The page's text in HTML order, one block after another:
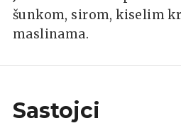
šunkom, sirom, kiselim
maslinama.
Sastojci